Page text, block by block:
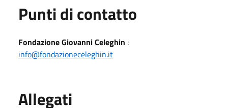
Punti di contatto
Fondazione Giovanni Celeghin :
info@fondazioneceleghin.it
Allegati